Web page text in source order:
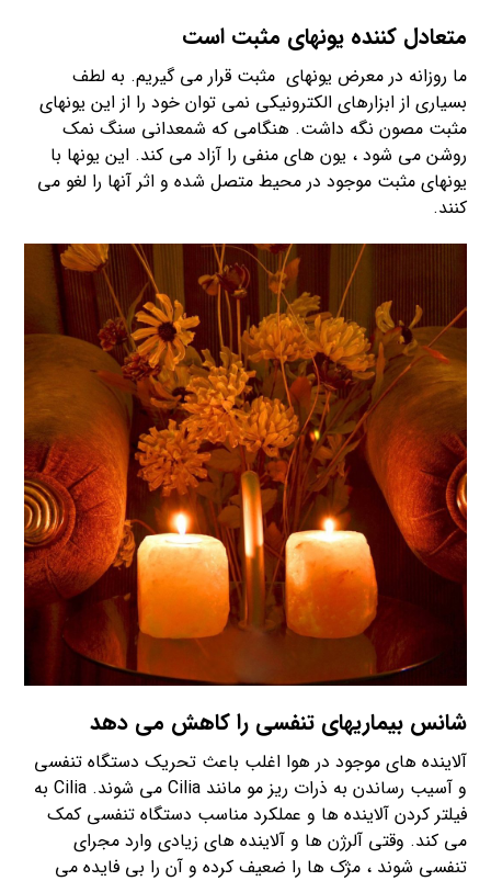
متعادل کننده یونهای مثبت است
ما روزانه در معرض یونهای مثبت قرار می گیریم. به لطف
بسیاری از ابزارهای الکترونیکی نمی توان خود را از این یونهای
مثبت مصون نگه داشت. هنگامی که شمعدانی سنگ نمک
روشن می شود ، یون های منفی را آزاد می کند. این یونها با
یونهای مثبت موجود در محیط متصل شده و اثر آنها را لغو می
کنند.
شانس بیماریهای تنفسی را کاهش می دهد
آلاینده های موجود در هوا اغلب باعث تحریک دستگاه تنفسی
و آسیب رساندن به ذرات ریز مو مانند Cilia می شوند. Cilia به
فیلتر کردن آلاینده ها و عملکرد مناسب دستگاه تنفسی کمک
می کند. وقتی آلرژن ها و آلاینده های زیادی وارد مجرای
تنفسی شوند ، مژک ها را ضعیف کرده و آن را بی فایده می